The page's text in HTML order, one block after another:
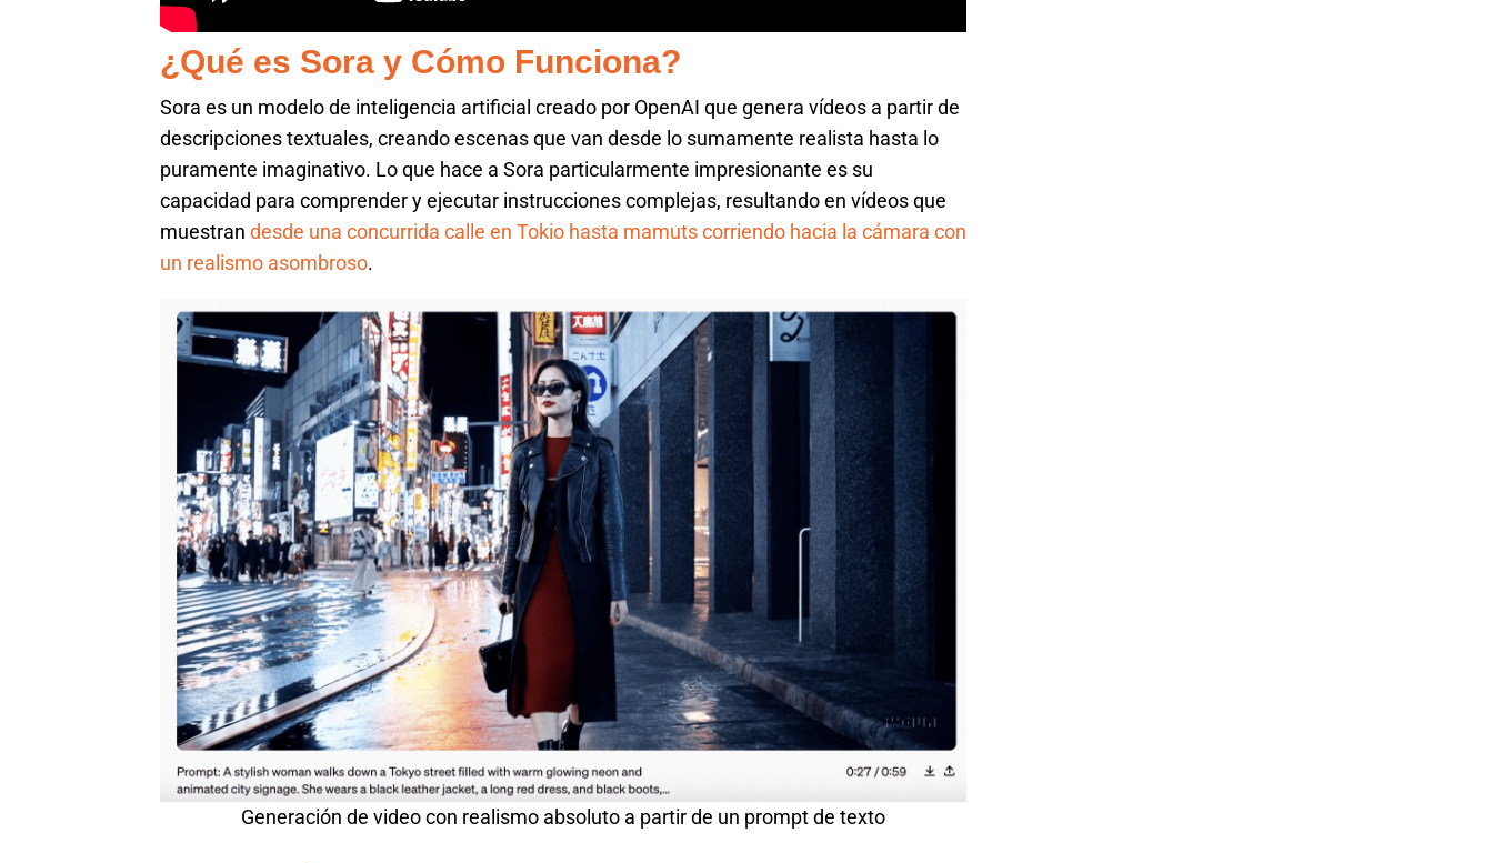
¿Qué es Sora y Cómo Funciona?
Sora es un modelo de inteligencia artificial creado por OpenAI que genera vídeos a partir de
descripciones textuales, creando escenas que van desde lo sumamente realista hasta lo
puramente imaginativo. Lo que hace a Sora particularmente impresionante es su
capacidad para comprender y ejecutar instrucciones complejas, resultando en vídeos que
muestrandesde una concurrida calle en Tokio hasta mamuts corriendo hacia la cámara con
un realismo asombroso.
Generación de video con realismo absoluto a partir de un prompt de texto